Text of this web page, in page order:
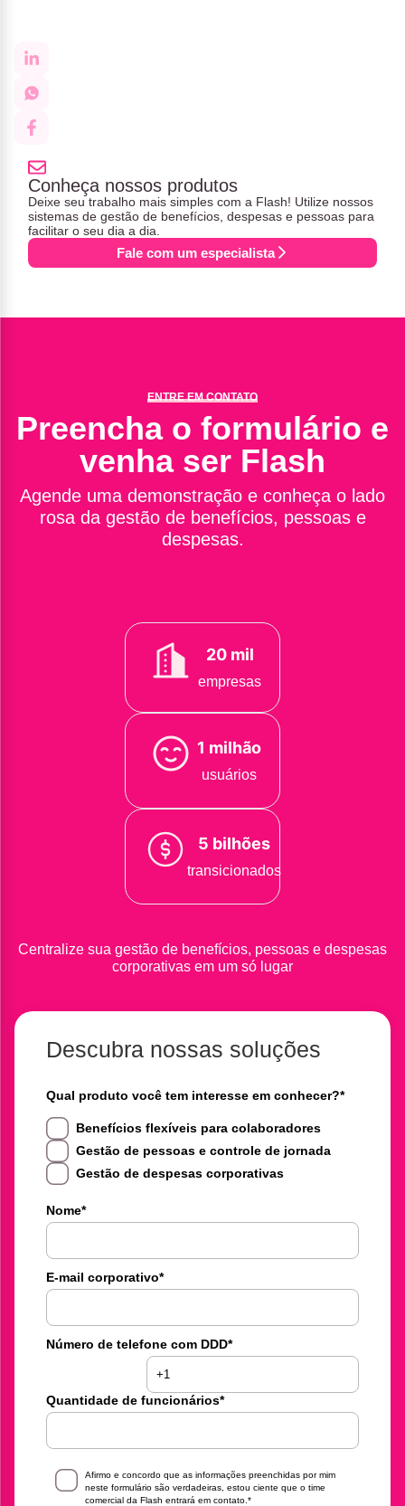
Conheça nossos produtos
Deixe seu trabalho mais simples com a Flash! Utilize nossos
sistemas de gestão de benefícios, despesas e pessoas para
facilitar o seu dia a dia.
Fale com um especialista
ENTRE EM CONTATO
Preencha o formulário e
venha ser Flash
Agende uma demonstração e conheça o lado
rosa da gestão de benefícios, pessoas e
despesas.
20 mil
empresas
1 milhão
usuários
5 bilhões
transicionados
Centralize sua gestão de benefícios, pessoas e despesas
corporativas em um só lugar
Descubra nossas soluções
Qual produto você tem interesse em conhecer?*
Benefícios flexíveis para colaboradores
Gestão de pessoas e controle de jornada
Gestão de despesas corporativas
Nome*
E-mail corporativo*
Número de telefone com DDD*
Quantidade de funcionários*
Afirmo e concordo que as informações preenchidas por mim
neste formulário são verdadeiras, estou ciente que o time
comercial da Flash entrará em contato. *